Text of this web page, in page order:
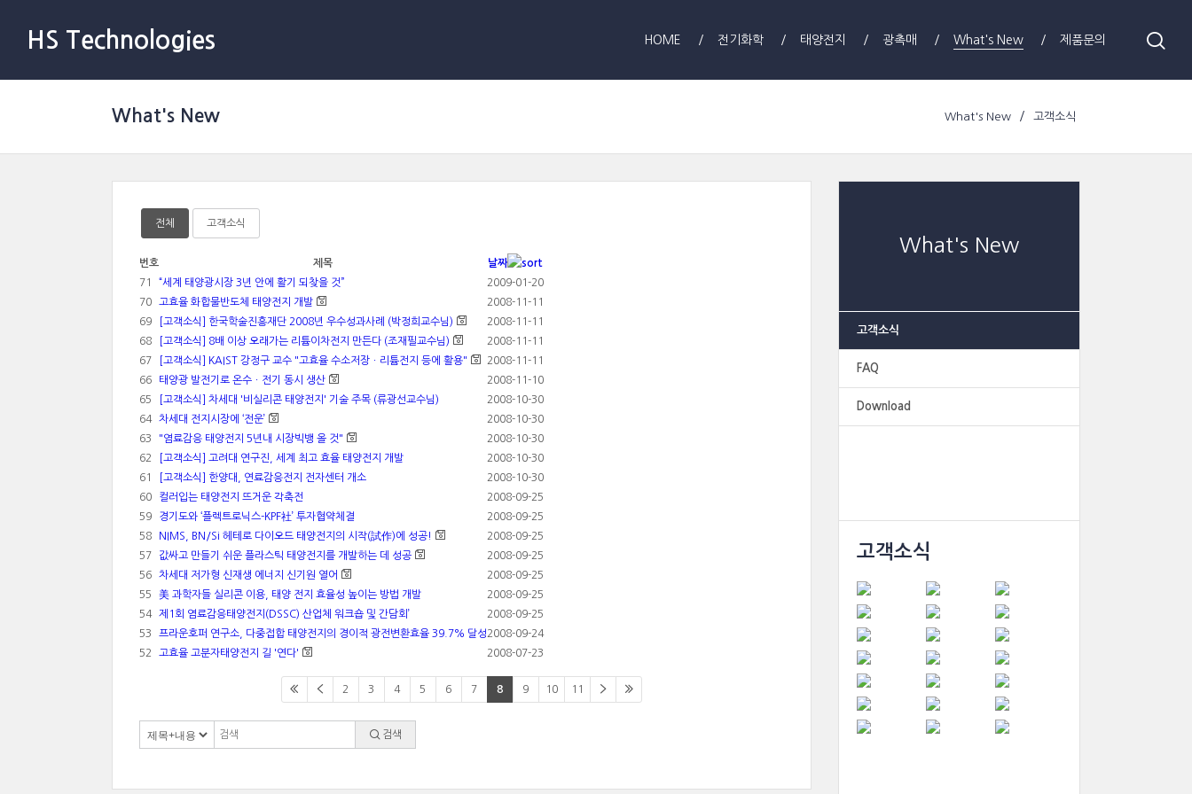
HS Technologies HOME 전기화학 태양전지 광촉매 What's New 제품문의
What's New What's New 고객소식
What's New
고객소식
FAQ
Download
고객소식
전체 고객소식
번호 제목
날짜
71
“세계 태양광시장 3년 안에 활기 되찾을 것”
2009-01-20
70
고효율 화합물반도체 태양전지 개발
2008-11-11
69
[고객소식] 한국학술진흥재단 2008년 우수성과사례 (박정희교수님)
2008-11-11
68
[고객소식] 8배 이상 오래가는 리튬이차전지 만든다 (조재필교수님)
2008-11-11
67
[고객소식] KAIST 강정구 교수 "고효율 수소저장ㆍ리튬전지 등에 활용"
2008-11-11
66
태양광 발전기로 온수ㆍ전기 동시 생산
2008-11-10
65
[고객소식] 차세대 '비실리콘 태양전지' 기술 주목 (류광선교수님)
2008-10-30
64
차세대 전지시장에 ‘전운’
2008-10-30
63
"염료감응 태양전지 5년내 시장빅뱅 올 것"
2008-10-30
62
[고객소식] 고려대 연구진, 세계 최고 효율 태양전지 개발
2008-10-30
61
[고객소식] 한양대, 연료감응전지 전자센터 개소
2008-10-30
60
컬러입는 태양전지 뜨거운 각축전
2008-09-25
59
경기도와 ‘플렉트로닉스-KPF社’ 투자협약체결
2008-09-25
58
NIMS, BN/Si 헤테로 다이오드 태양전지의 시작(試作)에 성공!
2008-09-25
57
값싸고 만들기 쉬운 플라스틱 태양전지를 개발하는 데 성공
2008-09-25
56
차세대 저가형 신재생 에너지 신기원 열어
2008-09-25
55
美 과학자들 실리콘 이용, 태양 전지 효율성 높이는 방법 개발
2008-09-25
54
제1회 염료감응태양전지(DSSC) 산업체 워크숍 및 간담회’
2008-09-25
53
프라운호퍼 연구소, 다중접합 태양전지의 경이적 광전변환효율 39.7% 달성2008-09-24
52
고효율 고분자태양전지 길 '연다' 2008-07-23
2 3 4 5 6 7 8 9 10 11
검색